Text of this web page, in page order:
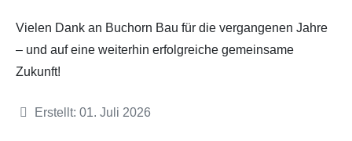
Vielen Dank an Buchorn Bau für die vergangenen Jahre
– und auf eine weiterhin erfolgreiche gemeinsame
Zukunft!
Details
Erstellt: 01. Juli 2026